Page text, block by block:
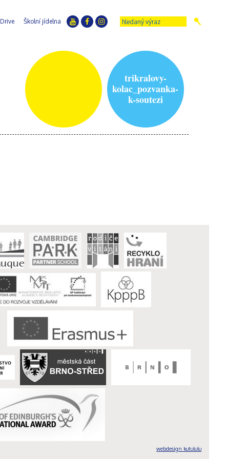
Drive Školní jídelna
trikralovy-
kolac_pozvanka-
k-soutezi
webdesign kutululu